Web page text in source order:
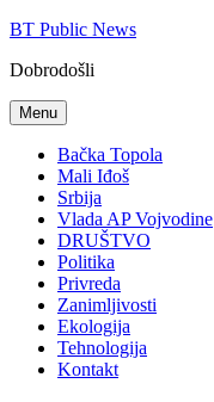
Skip
content
BT Public News
Dobrodošli
Menu
Bačka Topola
Mali Iđoš
Srbija
Vlada AP Vojvodine
DRUŠTVO
Politika
Privreda
Zanimljivosti
Ekologija
Tehnologija
Kontakt